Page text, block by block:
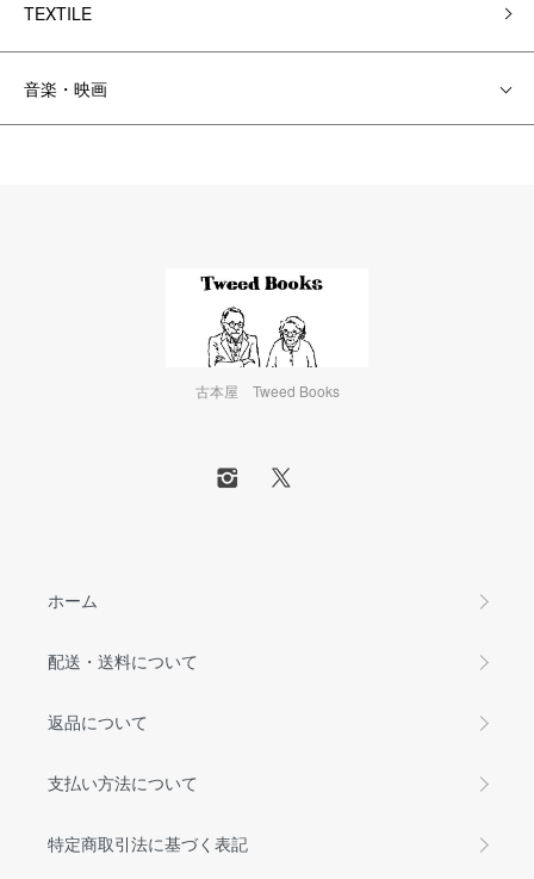
TEXTILE
音楽・映画
古本屋 Tweed Books
ホーム
配送・送料について
返品について
支払い方法について
特定商取引法に基づく表記